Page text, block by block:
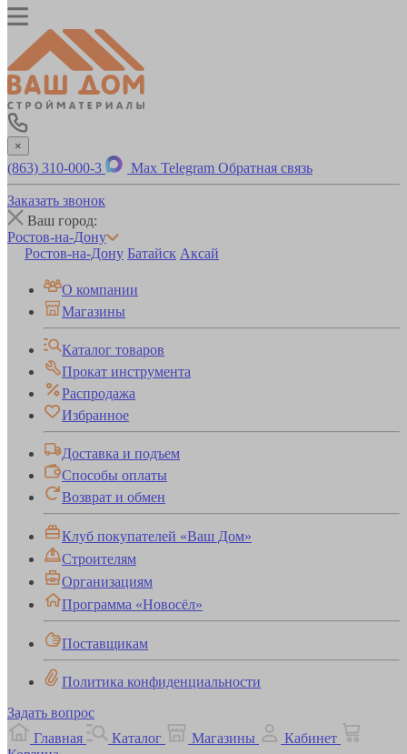
×
(863) 310-000-3 Max Telegram Обратная связь
Заказать звонок
Ваш город:
Ростов-на-Дону
Ростов-на-Дону Батайск Аксай
О компании
Магазины
Каталог товаров
Прокат инструмента
Распродажа
Избранное
Доставка и подъем
Способы оплаты
Возврат и обмен
Клуб покупателей «Ваш Дом»
Строителям
Организациям
Программа «Новосёл»
Поставщикам
Политика конфиденциальности
Задать вопрос
Главная
Каталог Магазины
Кабинет